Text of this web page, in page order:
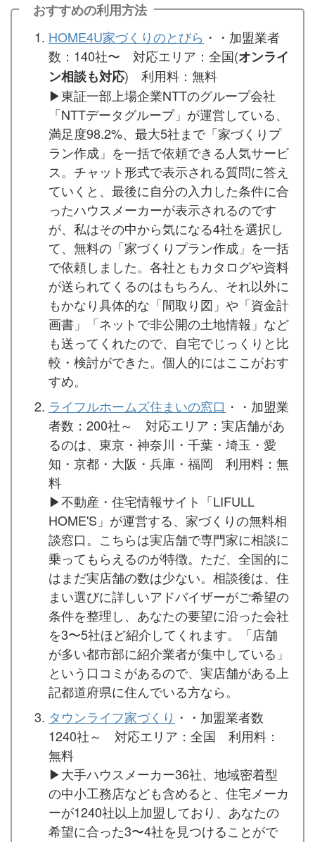
おすすめの利用方法
HOME4U家づくりのとびら ・・加盟業者
数：140社〜 対応エリア：全国(オンライ
ン相談も対応) 利用料：無料
▶︎東証一部上場企業NTTのグループ会社
「NTTデータグループ」が運営している、
満足度98.2%、最大5社まで「家づくりプ
ラン作成」を一括で依頼できる人気サービ
ス。チャット形式で表示される質問に答え
ていくと、最後に自分の入力した条件に合
ったハウスメーカーが表示されるのです
が、私はその中から気になる4社を選択し
て、無料の「家づくりプラン作成」を一括
で依頼しました。各社ともカタログや資料
が送られてくるのはもちろん、それ以外に
もかなり具体的な「間取り図」や「資金計
画書」「ネットで非公開の土地情報」など
も送ってくれたので、自宅でじっくりと比
較・検討ができた。個人的にはここがおす
すめ。
ライフルホームズ住まいの窓口 ・・加盟業
者数：200社～ 対応エリア：実店舗があ
るのは、東京・神奈川・千葉・埼玉・愛
知・京都・大阪・兵庫・福岡 利用料：無
料
▶︎不動産・住宅情報サイト「LIFULL
HOME'S」が運営する、家づくりの無料相
談窓口。こちらは実店舗で専門家に相談に
乗ってもらえるのが特徴。ただ、全国的に
はまだ実店舗の数は少ない。相談後は、住
まい選びに詳しいアドバイザーがご希望の
条件を整理し、あなたの要望に沿った会社
を3〜5社ほど紹介してくれます。「店舗
が多い都市部に紹介業者が集中している」
という口コミがあるので、実店舗がある上
記都道府県に住んでいる方なら。
タウンライフ家づくり ・・加盟業者数
1240社～ 対応エリア：全国 利用料：
無料
▶︎大手ハウスメーカー36社、地域密着型
の中小工務店なども含めると、住宅メーカ
ーが1240社以上加盟しており、あなたの
希望に合った3〜4社を見つけることがで